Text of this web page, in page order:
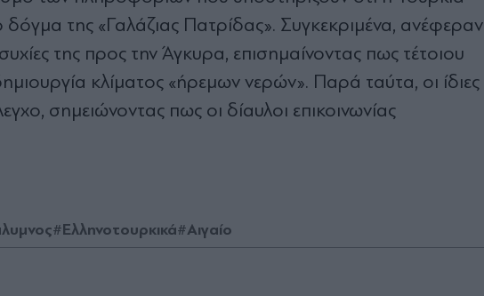
δόγμα της «Γαλάζιας Πατρίδας». Συγκεκριμένα, ανέφεραν
της προς την Άγκυρα, επισημαίνοντας πως τέτοιου
κλίματος «ήρεμων νερών». Παρά ταύτα, οι ίδιες
σημειώνοντας πως οι δίαυλοι επικοινωνίας
#Ελληνοτουρκικά#Αιγαίο